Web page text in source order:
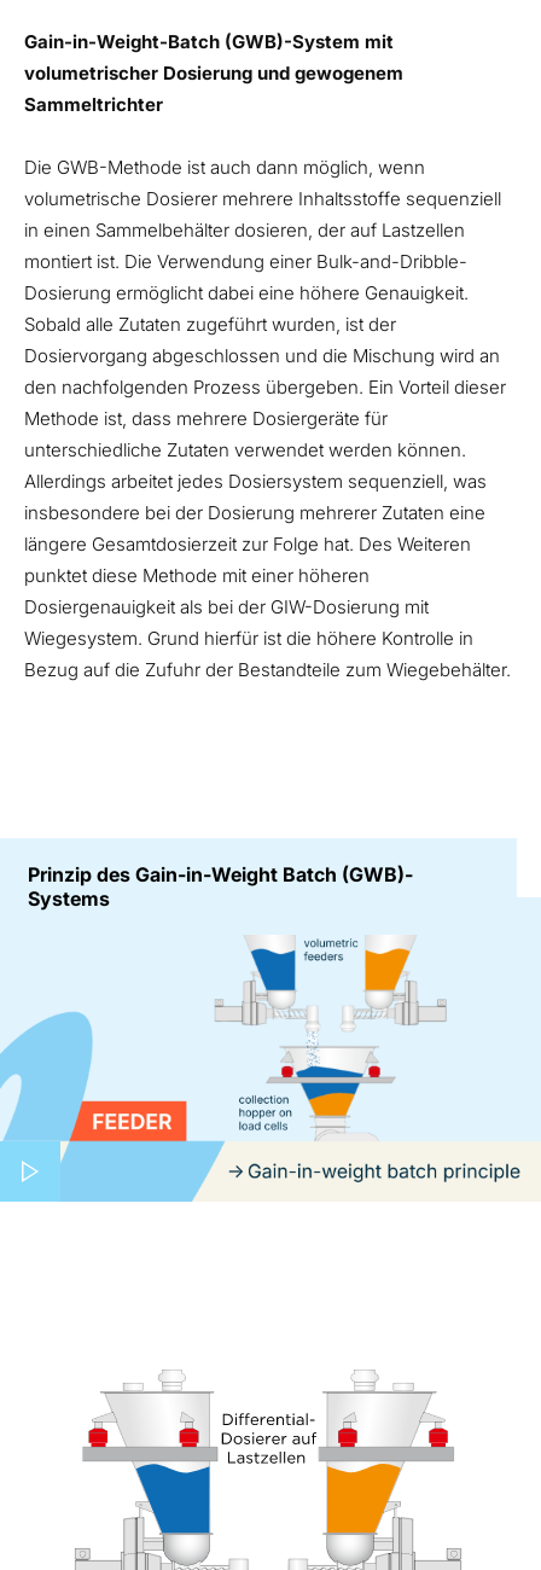
Gain-in-Weight-Batch (GWB)-System mit
volumetrischer Dosierung und gewogenem
Sammeltrichter
Die GWB-Methode ist auch dann möglich, wenn
volumetrische Dosierer mehrere Inhaltsstoffe sequenziell
in einen Sammelbehälter dosieren, der auf Lastzellen
montiert ist. Die Verwendung einer Bulk-and-Dribble-
Dosierung ermöglicht dabei eine höhere Genauigkeit.
Sobald alle Zutaten zugeführt wurden, ist der
Dosiervorgang abgeschlossen und die Mischung wird an
den nachfolgenden Prozess übergeben. Ein Vorteil dieser
Methode ist, dass mehrere Dosiergeräte für
unterschiedliche Zutaten verwendet werden können.
Allerdings arbeitet jedes Dosiersystem sequenziell, was
insbesondere bei der Dosierung mehrerer Zutaten eine
längere Gesamtdosierzeit zur Folge hat. Des Weiteren
punktet diese Methode mit einer höheren
Dosiergenauigkeit als bei der GIW-Dosierung mit
Wiegesystem. Grund hierfür ist die höhere Kontrolle in
Bezug auf die Zufuhr der Bestandteile zum Wiegebehälter.
Prinzip des Gain-in-Weight Batch (GWB)-
Systems